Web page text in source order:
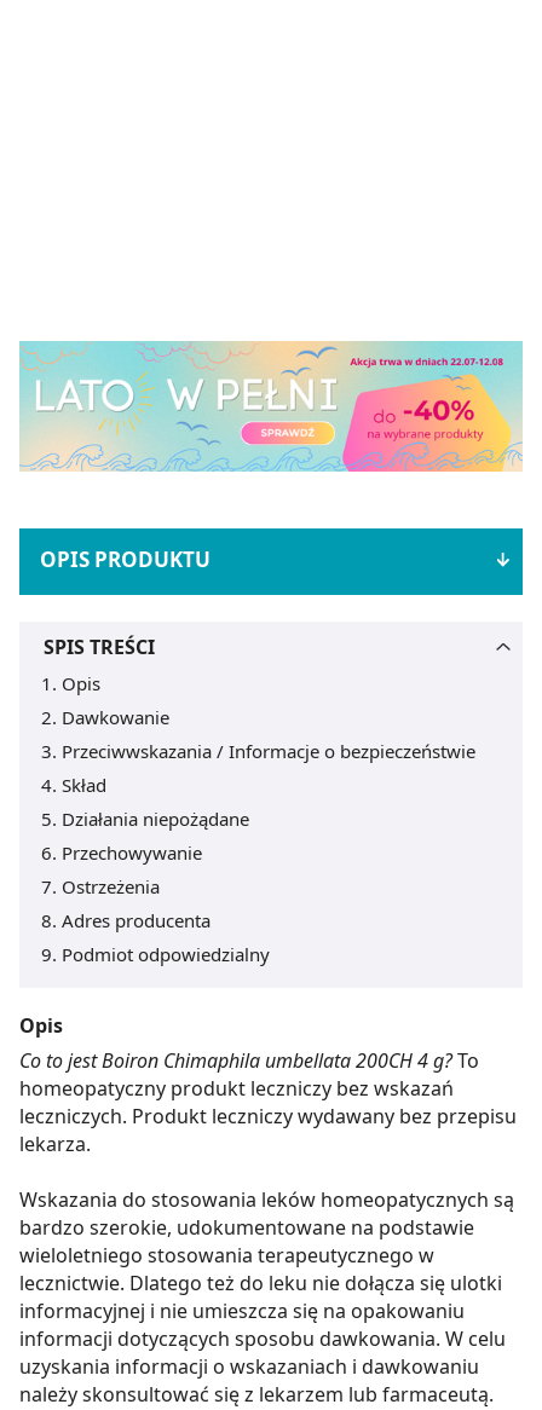
OPIS PRODUKTU
SPIS TREŚCI
Opis
Dawkowanie
Przeciwwskazania / Informacje o bezpieczeństwie
Skład
Działania niepożądane
Przechowywanie
Ostrzeżenia
Adres producenta
Podmiot odpowiedzialny
Opis
Co to jest Boiron Chimaphila umbellata 200CH 4 g?To
homeopatyczny produkt leczniczy bez wskazań
leczniczych. Produkt leczniczy wydawany bez przepisu
lekarza.
Wskazania do stosowania leków homeopatycznych są
bardzo szerokie, udokumentowane na podstawie
wieloletniego stosowania terapeutycznego w
lecznictwie. Dlatego też do leku nie dołącza się ulotki
informacyjnej i nie umieszcza się na opakowaniu
informacji dotyczących sposobu dawkowania. W celu
uzyskania informacji o wskazaniach i dawkowaniu
należy skonsultować się z lekarzem lub farmaceutą.